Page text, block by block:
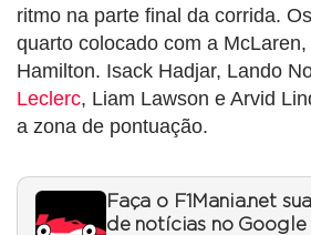
ritmo na parte final da corrida.
quarto colocado com a
Hamilton. Isack Hadjar, Lando
Leclerc, Liam Lawson e Arvid
a zona de pontuação.
Faça o F1Mania.net
de notícias no Google